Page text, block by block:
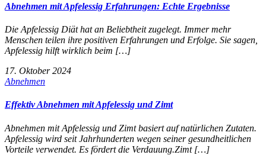
Abnehmen mit Apfelessig Erfahrungen: Echte Ergebnisse
Die Apfelessig Diät hat an Beliebtheit zugelegt. Immer mehr
Menschen teilen ihre positiven Erfahrungen und Erfolge. Sie sagen,
Apfelessig hilft wirklich beim […]
17. Oktober 2024
Abnehmen
Effektiv Abnehmen mit Apfelessig und Zimt
Abnehmen mit Apfelessig und Zimt basiert auf natürlichen Zutaten.
Apfelessig wird seit Jahrhunderten wegen seiner gesundheitlichen
Vorteile verwendet. Es fördert die Verdauung.Zimt […]